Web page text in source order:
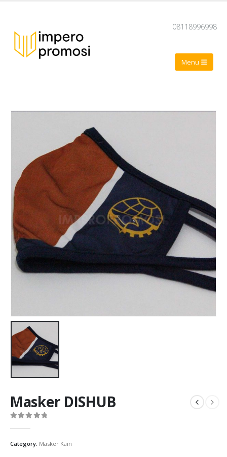
08118996998
Masker DISHUB
Category: Masker Kain